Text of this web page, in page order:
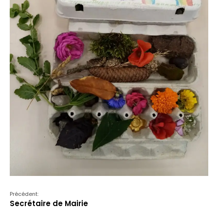
Précédent:
Secrétaire de Mairie